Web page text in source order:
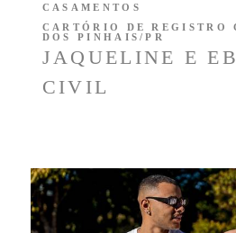
JAQUELINE E
CIVIL
CASAMENTOS
CARTÓRIO DE REGISTRO
DOS PINHAIS/PR